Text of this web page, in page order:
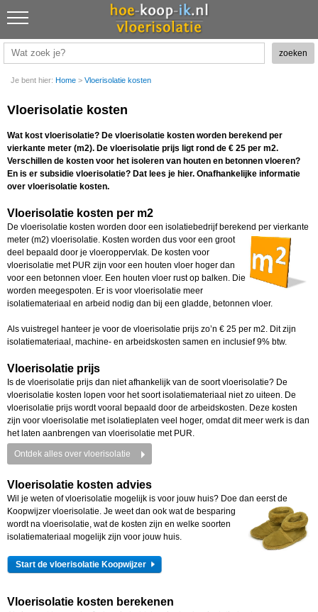
Je bent hier: Home > Vloerisolatie kosten
Vloerisolatie kosten
Wat kost vloerisolatie? De vloerisolatie kosten worden berekend per
vierkante meter (m2). De vloerisolatie prijs ligt rond de € 25 per m2.
Verschillen de kosten voor het isoleren van houten en betonnen vloeren?
En is er subsidie vloerisolatie? Dat lees je hier. Onafhankelijke informatie
over vloerisolatie kosten.
Vloerisolatie kosten per m2
De vloerisolatie kosten worden door een isolatiebedrijf berekend per vierkante
meter (m2) vloerisolatie. Kosten worden dus voor een groot
deel bepaald door je vloeroppervlak. De kosten voor
vloerisolatie met PUR zijn voor een houten vloer hoger dan
voor een betonnen vloer. Een houten vloer rust op balken. Die
worden meegespoten. Er is voor vloerisolatie meer
isolatiemateriaal en arbeid nodig dan bij een gladde, betonnen vloer.
Als vuistregel hanteer je voor de vloerisolatie prijs zo’n € 25 per m2. Dit zijn
isolatiemateriaal, machine- en arbeidskosten samen en inclusief 9% btw.
Vloerisolatie prijs
Is de vloerisolatie prijs dan niet afhankelijk van de soort vloerisolatie? De
vloerisolatie kosten lopen voor het soort isolatiemateriaal niet zo uiteen. De
vloerisolatie prijs wordt vooral bepaald door de arbeidskosten. Deze kosten
zijn voor vloerisolatie met isolatieplaten veel hoger, omdat dit meer werk is dan
het laten aanbrengen van vloerisolatie met PUR.
Ontdek alles over vloerisolatie
Vloerisolatie kosten advies
Wil je weten of vloerisolatie mogelijk is voor jouw huis? Doe dan eerst de
Koopwijzer vloerisolatie. Je weet dan ook wat de besparing
wordt na vloerisolatie, wat de kosten zijn en welke soorten
isolatiemateriaal mogelijk zijn voor jouw huis.
Start de vloerisolatie Koopwijzer
Vloerisolatie kosten berekenen